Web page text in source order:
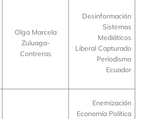
Olga Marcela
Zuluaga-
Contreras
Desinformación
Sistemas
Mediáticos
Liberal Capturado
Periodismo
Ecuador
Enemización
Economía Política